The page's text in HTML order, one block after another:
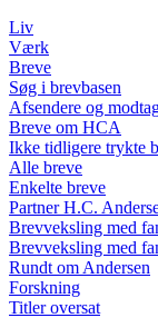
Liv
Værk
Breve
Søg i brevbasen
Afsendere og
Breve om HCA
Ikke tidligere trykte
Alle breve
Enkelte breve
Partner H.C.
Brevveksling med
Brevveksling med
Rundt om Andersen
Forskning
Titler oversat